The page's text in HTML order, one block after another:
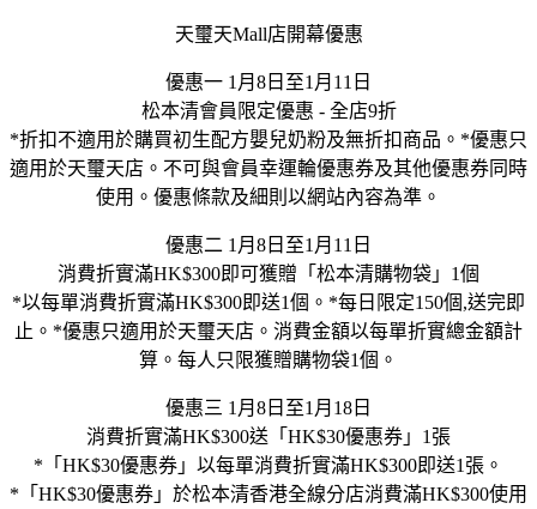
天璽天Mall店開幕優惠
優惠一 1月8日至1月11日
松本清會員限定優惠 - 全店9折
*折扣不適用於購買初生配方嬰兒奶粉及無折扣商品。*優惠只
適用於天璽天店。不可與會員幸運輪優惠券及其他優惠券同時
使用。優惠條款及細則以網站內容為準。
優惠二 1月8日至1月11日
消費折實滿HK$300即可獲贈「松本清購物袋」1個
*以每單消費折實滿HK$300即送1個。*每日限定150個,送完即
止。*優惠只適用於天璽天店。消費金額以每單折實總金額計
算。每人只限獲贈購物袋1個。
優惠三 1月8日至1月18日
消費折實滿HK$300送「HK$30優惠券」1張
*「HK$30優惠券」以每單消費折實滿HK$300即送1張。
*「HK$30優惠券」於松本清香港全線分店消費滿HK$300使用